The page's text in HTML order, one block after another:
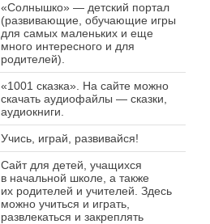
«Солнышко» — детский портал
(развивающие, обучающие игры
для самых маленьких и еще
много интересного и для
родителей).
«1001 сказка». На сайте можно
скачать аудиофайлы — сказки,
аудиокниги.
Учись, играй, развивайся!
Сайт для детей, учащихся
в начальной школе, а также
их родителей и учителей. Здесь
можно учиться и играть,
развлекаться и закреплять